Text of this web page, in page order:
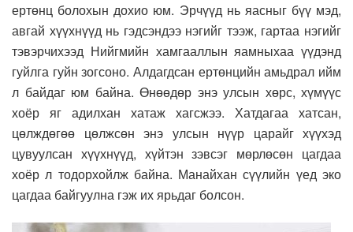
ертөнц болохын дохио юм. Эрчүүд нь яасныг бүү мэд,
авгай хүүхнүүд нь гэдсэндээ нэгийг тээж, гартаа нэгийг
тэвэрчихээд Нийгмийн хамгааллын яамныхаа үүдэнд
гуйлга гуйн зогсоно. Алдагдсан ертөнцийн амьдрал ийм
л байдаг юм байна. Өнөөдөр энэ улсын хөрс, хүмүүс
хоёр яг адилхан хатаж хагсжээ. Хатдагаа хатсан,
цөлждөгөө цөлжсөн энэ улсын нүүр царайг хүүхэд
цувуулсан хүүхнүүд, хүйтэн зэвсэг мөрлөсөн цагдаа
хоёр л тодорхойлж байна. Манайхан сүүлийн үед эко
цагдаа байгуулна гэж их ярьдаг болсон.